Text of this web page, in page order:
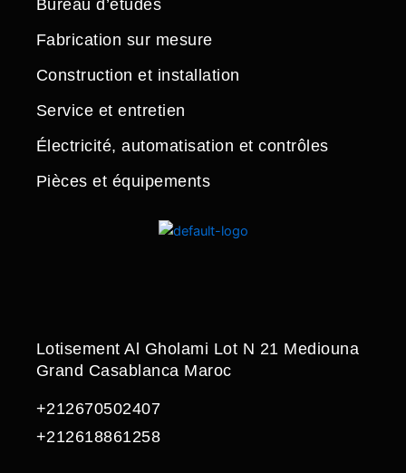
Bureau d’études
Fabrication sur mesure
Construction et installation
Service et entretien
Électricité, automatisation et contrôles
Pièces et équipements
Lotisement Al Gholami Lot N 21 Mediouna
Grand Casablanca Maroc
+212670502407
+212618861258